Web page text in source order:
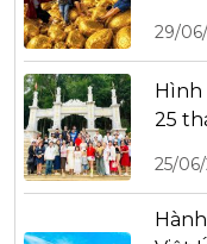
29/
Hình
25
25/